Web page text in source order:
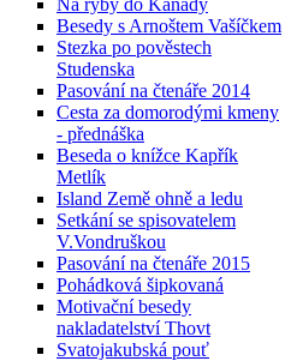
Na ryby do Kanady
Besedy s Arnoštem Vašíčkem
Stezka po pověstech
Studenska
Pasování na čtenáře 2014
Cesta za domorodými kmeny
- přednáška
Beseda o knížce Kapřík
Metlík
Island Země ohně a ledu
Setkání se spisovatelem
V.Vondruškou
Pasování na čtenáře 2015
Pohádková šipkovaná
Motivační besedy
nakladatelství Thovt
Svatojakubská pouť